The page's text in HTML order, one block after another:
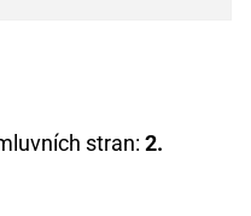
stran: 2.